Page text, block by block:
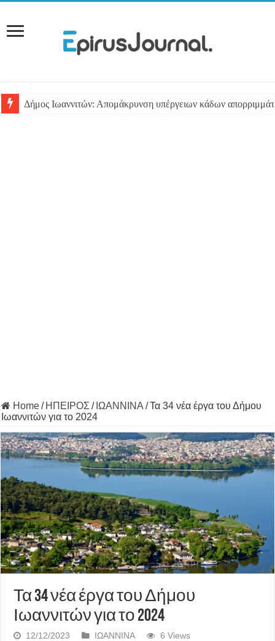
Δήμος Ιωαννιτών: Απομάκρυνση υπέργειων κάδων
Home/ ΗΠΕΙΡΟΣ / ΙΩΑΝΝΙΝΑ /Τα 34 νέα έργα του Δήμου
Ιωαννιτών για το 2024
Τα 34 νέα έργα του Δήμου
Ιωαννιτών για το 2024
12/12/2023 ΙΩΑΝΝΙΝΑ 6 Views